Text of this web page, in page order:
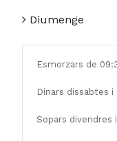
Diumenge
Esmorzars de
Dinars dissabtes i
Sopars divendres